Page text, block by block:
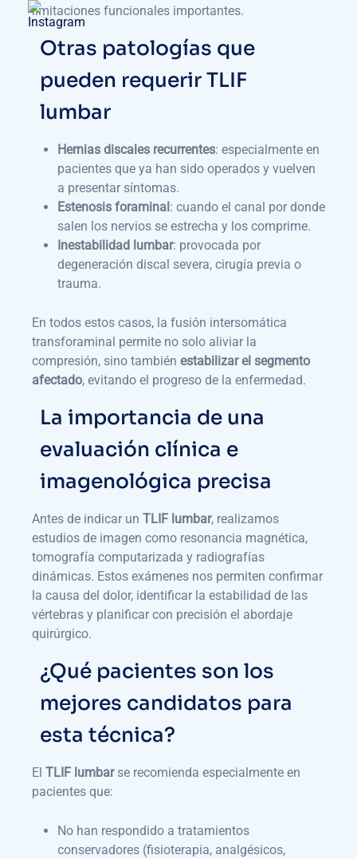
limitaciones funcionales importantes.
Otras patologías que
pueden requerir TLIF
lumbar
Hernias discales recurrentes: especialmente en
pacientes que ya han sido operados y vuelven
a presentar síntomas.
Estenosis foraminal : cuando el canal por donde
salen los nervios se estrecha y los comprime.
Inestabilidad lumbar: provocada por
degeneración discal severa, cirugía previa o
trauma.
En todos estos casos, la fusión intersomática
transforaminal permite no solo aliviar la
compresión, sino también estabilizar el segmento
afectado, evitando el progreso de la enfermedad.
La importancia de una
evaluación clínica e
imagenológica precisa
Antes de indicar un TLIF lumbar, realizamos
estudios de imagen como resonancia magnética,
tomografía computarizada y radiografías
dinámicas. Estos exámenes nos permiten confirmar
la causa del dolor, identificar la estabilidad de las
vértebras y planificar con precisión el abordaje
quirúrgico.
¿Qué pacientes son los
mejores candidatos para
esta técnica?
El TLIF lumbarse recomienda especialmente en
pacientes que:
No han respondido a tratamientos
conservadores (fisioterapia, analgésicos,